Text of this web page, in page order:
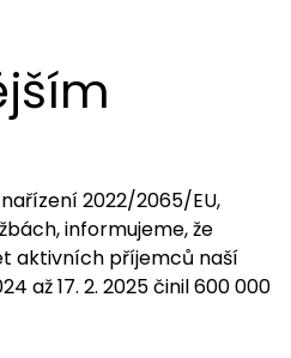
2022/2065/EU,
informujeme, že
aktivních příjemců naší
až 17. 2. 2025 činil 600 000